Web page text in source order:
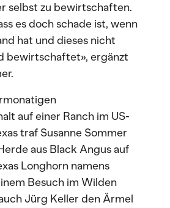
selbst zu bewirtschaften.
es doch schade ist, wenn
hat und dieses nicht
bewirtschaftet», ergänzt
auf einer Ranch im US-
traf Susanne Sommer
aus Black Angus auf
Longhorn namens
Besuch im Wilden
Jürg Keller den Ärmel